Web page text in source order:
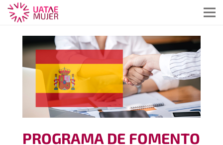
PROGRAMA DE FOMENTO